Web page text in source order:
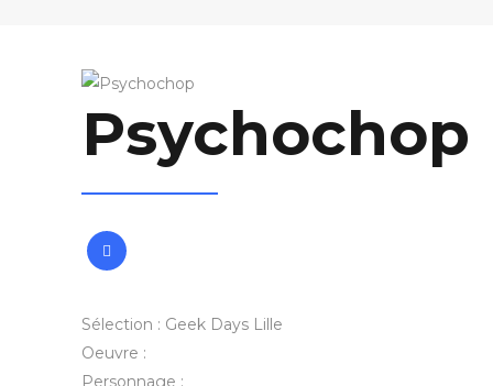
Psychochop
Sélection : Geek Days Lille
Oeuvre :
Personnage :